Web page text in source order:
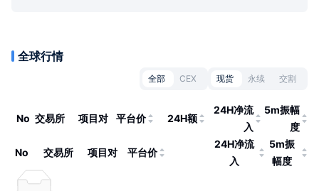
全球行情
全部 CEX 现货 永续 交割
No 交易所 项目对 平台价 24H额
24H净流
入
5m振幅
度
No 交易所 项目对 平台价
24H净流
入
5m振
幅度